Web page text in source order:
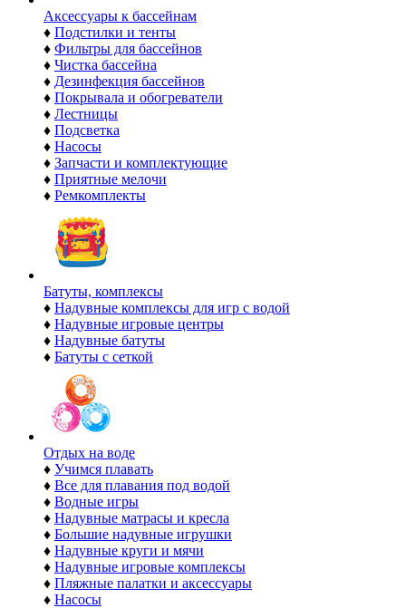
Аксессуары к бассейнам
♦ Подстилки и тенты
♦ Фильтры для бассейнов
♦ Чистка бассейна
♦ Дезинфекция бассейнов
♦ Покрывала и обогреватели
♦ Лестницы
♦ Подсветка
♦ Насосы
♦ Запчасти и комплектующие
♦ Приятные мелочи
♦ Ремкомплекты
Батуты, комплексы
♦ Надувные комплексы для игр с водой
♦ Надувные игровые центры
♦ Надувные батуты
♦ Батуты с сеткой
Отдых на воде
♦ Учимся плавать
♦ Все для плавания под водой
♦ Водные игры
♦ Надувные матрасы и кресла
♦ Большие надувные игрушки
♦ Надувные круги и мячи
♦ Надувные игровые комплексы
♦ Пляжные палатки и аксессуары
♦ Насосы